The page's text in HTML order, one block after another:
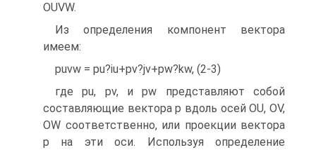
OUVW.
Из определения компонент вектора
имеем:
puvw = pu?iu+pv?jv+pw?kw, (2-3)
где pu, pv, и pw представляют собой
составляющие вектора p вдоль осей OU, ОV,
ОW соответственно, или проекции вектора
p на эти оси. Используя определение